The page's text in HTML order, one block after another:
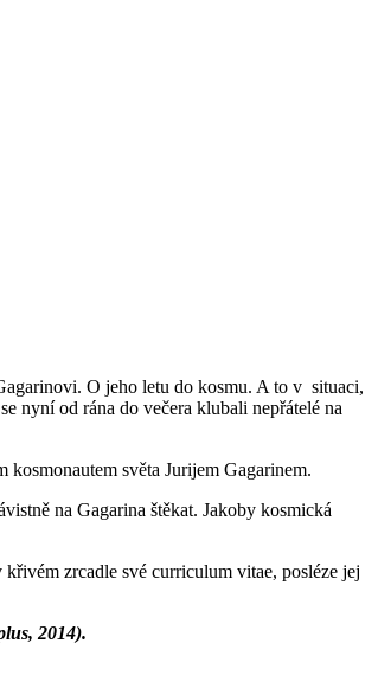
O jeho letu do kosmu. A to v situaci,
nyní od rána do večera klubali nepřátelé na
světa Jurijem Gagarinem.
na Gagarina štěkat. Jakoby kosmická
zrcadle své curriculum vitae, posléze jej
2014).